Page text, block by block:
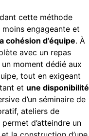
cette méthode
engageante et
cohésion d’équipe. À
avec un repas
moment dédié aux
tout en exigeant
et une disponibilité
d’un séminaire de
ateliers de
d’atteindre un